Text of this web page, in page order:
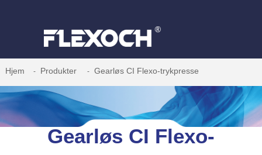
Hjem Produkter Gearløs CI Flexo-trykpresse
Gearløs CI Flexo-